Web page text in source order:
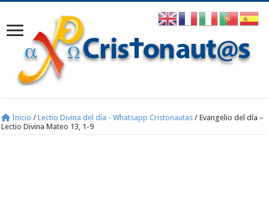
Inicio / Lectio Divina del día - Whatsapp Cristonautas / Evangelio del día –
Lectio Divina Mateo 13, 1-9